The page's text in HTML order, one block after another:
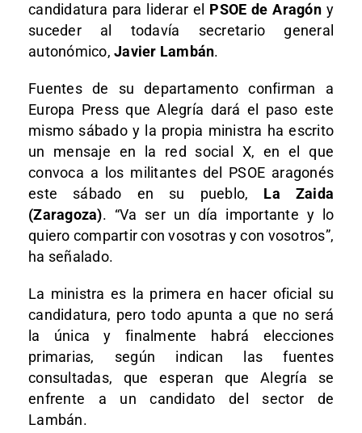
candidatura para liderar el PSOE de Aragóny
suceder al todavía secretario general
autonómico, Javier Lambán.
Fuentes de su departamento confirman a
Europa Press que Alegría dará el paso este
mismo sábado y la propia ministra ha escrito
un mensaje en la red social X, en el que
convoca a los militantes del PSOE aragonés
este sábado en su pueblo, La Zaida
(Zaragoza). “Va ser un día importante y lo
quiero compartir con vosotras y con vosotros”,
ha señalado.
La ministra es la primera en hacer oficial su
candidatura, pero todo apunta a que no será
la única y finalmente habrá elecciones
primarias, según indican las fuentes
consultadas, que esperan que Alegría se
enfrente a un candidato del sector de
Lambán.